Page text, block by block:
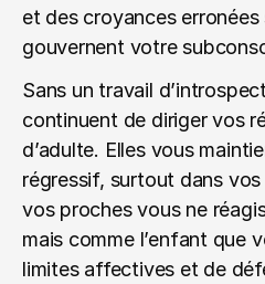
et des croyances
gouvernent votre
Sans un travail
continuent de diriger vos
d’adulte. Elles vous
régressif, surtout dans
vos proches vous ne
mais comme l’enfant que
limites affectives et de